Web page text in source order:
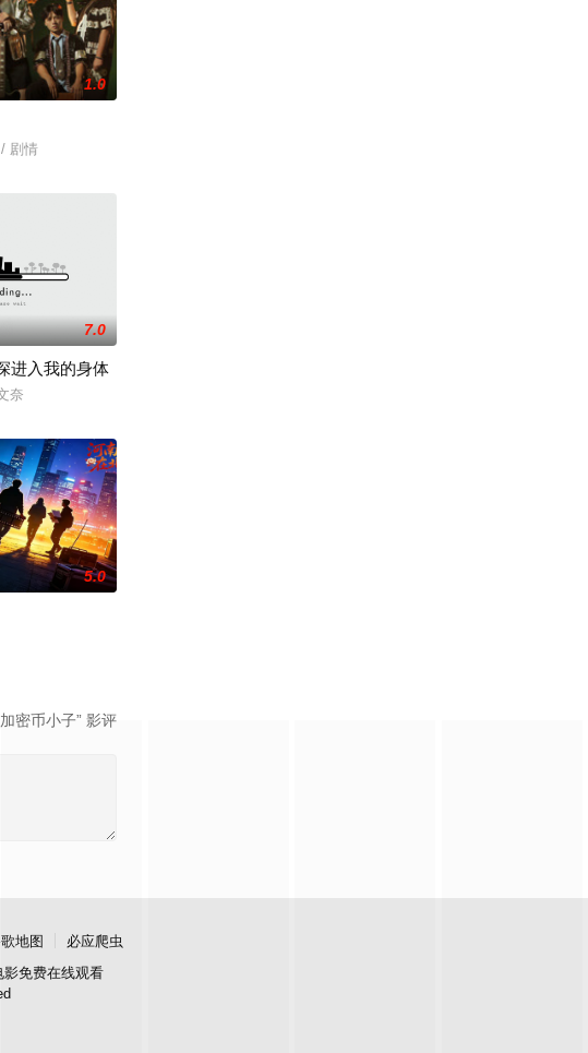
1.0
剧情
法，而一步步踏入在追
7.0
进入我的身体
奈
，借调警员安迪参战
公司
5.0
密币小子” 影评
地图
必应爬虫
免费在线观看